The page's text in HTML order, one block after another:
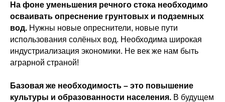
На фоне уменьшения речного стока необходимо
осваивать опреснение грунтовых и подземных
вод. Нужны новые опреснители, новые пути
использования солёных вод. Необходима широкая
индустриализация экономики. Не век же нам быть
аграрной страной!
Базовая же необходимость – это повышение
культуры и образованности населения. В будущем